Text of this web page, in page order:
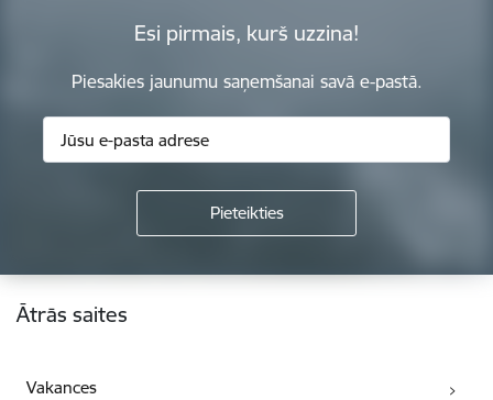
Esi pirmais, kurš uzzina!
Piesakies jaunumu saņemšanai savā e-pastā.
Kājene
Ātrās saites
Vakances